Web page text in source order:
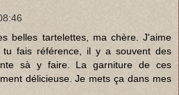
belles tartelettes, ma chère. J'aime
fais référence, il y a souvent des
sà y faire. La garniture de ces
délicieuse. Je mets ça dans mes